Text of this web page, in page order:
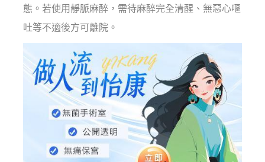
態。若使用靜脈麻醉，需待麻醉完全清醒、無惡心嘔
吐等不適後方可離院。